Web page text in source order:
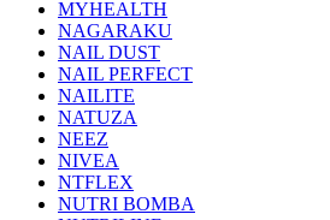
MYHEALTH
NAGARAKU
NAIL DUST
NAIL PERFECT
NAILITE
NATUZA
NEEZ
NIVEA
NTFLEX
NUTRI BOMBA